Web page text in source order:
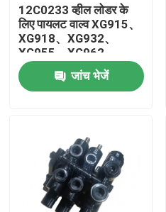
उत्पादों
वीडियो
12C0233 व्हील लोडर के
लिए पायलट वाल्व XG915、
XG918、XG932、
XG955、XG962、
XG982 स्पेयर पार्ट्स
जांच भेजें